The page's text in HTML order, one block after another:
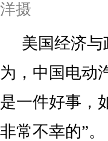
洋摄
美国经济与
为，中国电动
是一件好事，
非常不幸的”。